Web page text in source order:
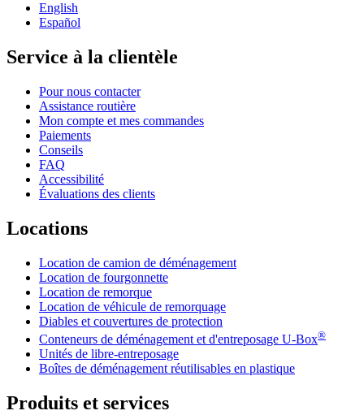
English
Español
Service à la clientèle
Pour nous contacter
Assistance routière
Mon compte et mes commandes
Paiements
Conseils
FAQ
Accessibilité
Évaluations des clients
Locations
Location de camion de déménagement
Location de fourgonnette
Location de remorque
Location de véhicule de remorquage
Diables et couvertures de protection
Conteneurs de déménagement et d'entreposage U-Box®
Unités de libre-entreposage
Boîtes de déménagement réutilisables en plastique
Produits et services